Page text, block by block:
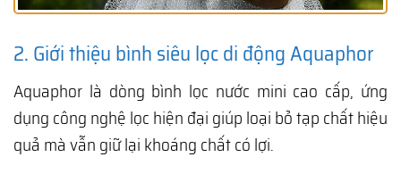
2. Giới thiệu bình siêu lọc di động Aquaphor
Aquaphor là dòng bình lọc nước mini cao cấp, ứng
dụng công nghệ lọc hiện đại giúp loại bỏ tạp chất hiệu
quả mà vẫn giữ lại khoáng chất có lợi.